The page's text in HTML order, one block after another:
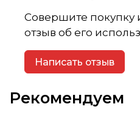
Совершите покупку
отзыв об его
Написать отзыв
Рекомендуем